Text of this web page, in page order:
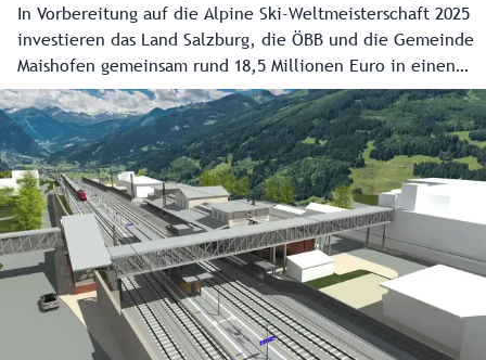
In Vorbereitung auf die Alpine Ski-Weltmeisterschaft 2025
investieren das Land Salzburg, die ÖBB und die Gemeinde
Maishofen gemeinsam rund 18,5 Millionen Euro in einen
neuen, barrierefreien Bahnhof. Damit sollen die Qualität
im Bahnverkehr im Pinzgau weiter erhöht und Reisen auch
nach der Ski-Weltmeisterschaft komfortabler und einfacher
werden.